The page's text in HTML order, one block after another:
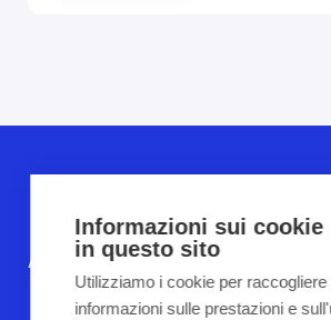
Automazione IndustrialeAssistenza
impianti industriali
Informazioni sui cookie
in questo sito
Utilizziamo i cookie per
informazioni sulle prestazioni e